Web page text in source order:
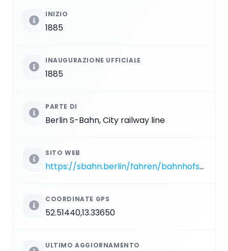
INIZIO
1885
INAUGURAZIONE UFFICIALE
1885
PARTE DI
Berlin S-Bahn, City railway line
SITO WEB
https://sbahn.berlin/fahren/bahnhofsuebersicht/tiergarten
COORDINATE GPS
52.51440,13.33650
ULTIMO AGGIORNAMENTO